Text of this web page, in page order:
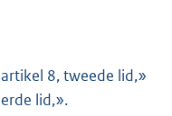
8, tweede lid,»
lid,».